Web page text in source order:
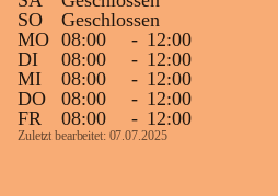
SO
Geschlossen
MO 08:00 - 12:00
DI
08:00 - 12:00
MI
08:00 - 12:00
DO
08:00 - 12:00
FR
08:00 - 12:00
Zuletzt bearbeitet: 07.07.2025